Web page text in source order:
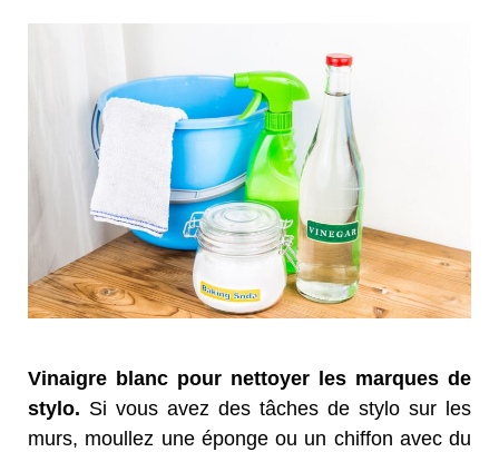
Vinaigre blanc pour nettoyer les marques de
stylo. Si vous avez des tâches de stylo sur les
murs, moullez une éponge ou un chiffon avec du